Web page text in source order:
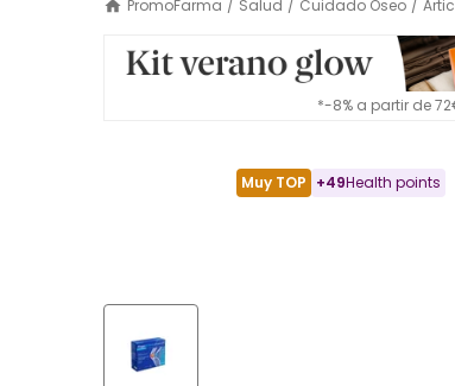
PromoFarma / Salud / Cuidado Oseo /
*-8% a partir de
Muy TOP +49Health points